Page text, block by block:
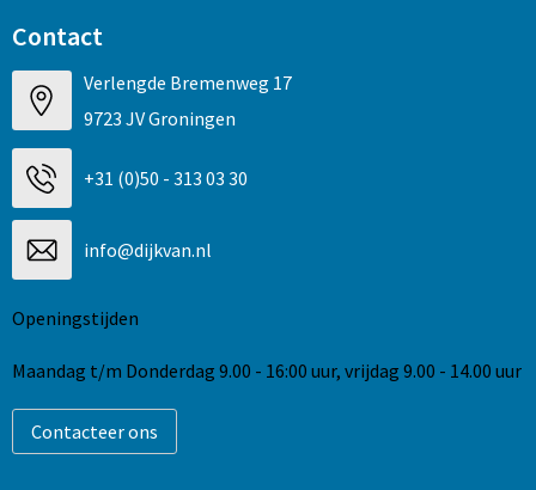
Contact
Verlengde Bremenweg 17
9723 JV Groningen
+31 (0)50 - 313 03 30
info@dijkvan.nl
Openingstijden
Maandag t/m Donderdag 9.00 - 16:00 uur, vrijdag 9.00 - 14.00 uur
Contacteer ons